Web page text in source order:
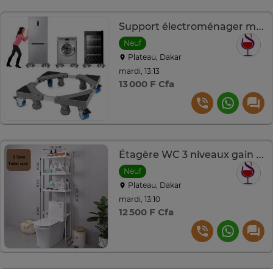
Support électroménager mobile
Neuf
Plateau, Dakar
mardi, 13:13
13 000 F Cfa
Étagère WC 3 niveaux gain de place
Neuf
Plateau, Dakar
mardi, 13:10
12 500 F Cfa